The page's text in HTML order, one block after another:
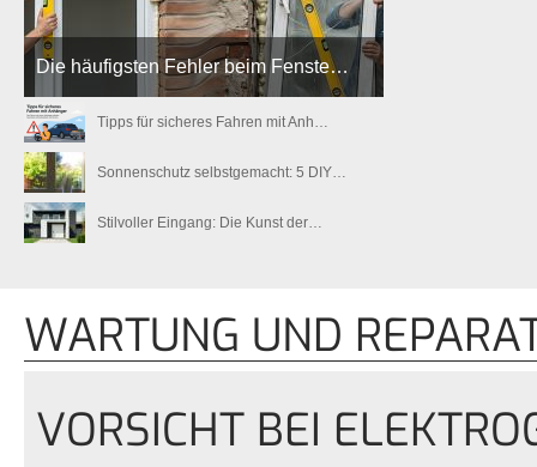
Die häufigsten Fehler beim Fenste…
Tipps für sicheres Fahren mit Anh…
Sonnenschutz selbstgemacht: 5 DIY…
Stilvoller Eingang: Die Kunst der…
WARTUNG UND
VORSICHT BEI